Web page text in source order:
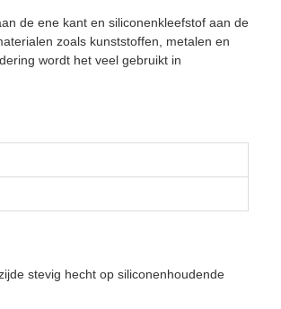
de ene kant en siliconenkleefstof aan de
zoals kunststoffen, metalen en
wordt het veel gebruikt in
stevig hecht op siliconenhoudende